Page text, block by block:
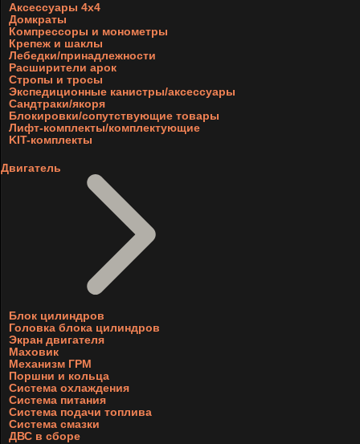
Аксессуары 4х4
Домкраты
Компрессоры и монометры
Крепеж и шаклы
Лебедки/принадлежности
Расширители арок
Стропы и тросы
Экспедиционные канистры/аксессуары
Сандтраки/якоря
Блокировки/сопутствующие товары
Лифт-комплекты/комплектующие
KIT-комплекты
Двигатель
Блок цилиндров
Головка блока цилиндров
Экран двигателя
Маховик
Механизм ГРМ
Поршни и кольца
Система охлаждения
Система питания
Система подачи топлива
Система смазки
ДВС в сборе